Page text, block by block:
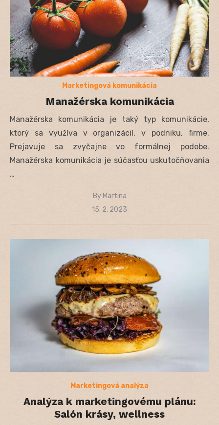
Marketingová komunikácia
Manažérska komunikácia
Manažérska komunikácia je taký typ komunikácie,
ktorý sa využíva v organizácií, v podniku, firme.
Prejavuje sa zvyčajne vo formálnej podobe.
Manažérska komunikácia je súčasťou uskutočňovania
…
ByMartina
Posted
15. 2. 2023
Marketingová analýza
Analýza k marketingovému plánu:
Salón krásy, wellness